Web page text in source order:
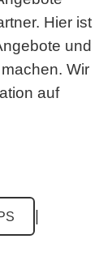
Hier ist
und
Wir
auf
|